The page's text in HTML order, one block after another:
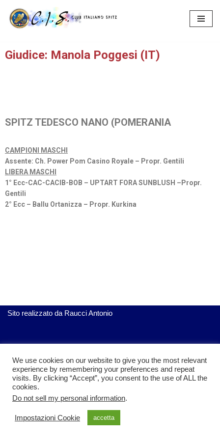
Vai
contenuto
Giudice: Manola Poggesi (IT)
SPITZ TEDESCO NANO (POMERANIA
CAMPIONI MASCHI
Assente: Ch. Power Pom Casino Royale – Propr. Gentili
LIBERA MASCHI
1° Ecc-CAC-CACIB-BOB – UPTART FORA SUNBLUSH –Propr.
Gentili
2° Ecc – Ballu Ortanizza – Propr. Kurkina
Sito realizzato da Raucci Antonio
We use cookies on our website to give you the most relevant
experience by remembering your preferences and repeat
visits. By clicking “Accept”, you consent to the use of ALL the
cookies.
Do not sell my personal information.
Impostazioni Cookie accetta